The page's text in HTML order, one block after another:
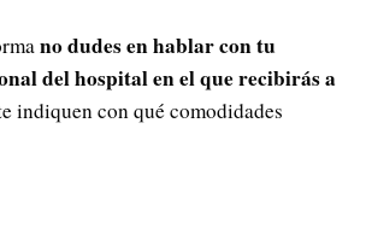
no dudes en hablar con tu
del hospital en el que recibirás a
indiquen con qué comodidades